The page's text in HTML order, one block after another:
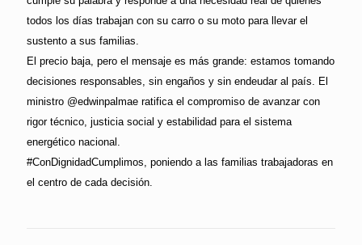
todos los días trabajan con su carro o su moto para llevar el
sustento a sus familias.
El precio baja, pero el mensaje es más grande: estamos tomando
decisiones responsables, sin engaños y sin endeudar al país. El
ministro @edwinpalmae ratifica el compromiso de avanzar con
rigor técnico, justicia social y estabilidad para el sistema
energético nacional.
#ConDignidadCumplimos, poniendo a las familias trabajadoras en
el centro de cada decisión.